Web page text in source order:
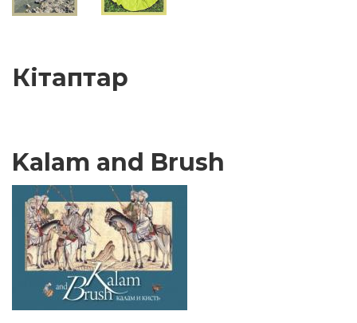
Кітаптар
Kalam and Brush